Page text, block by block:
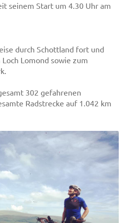
seinem Start um 4.30 Uhr am
durch Schottland fort und
Lomond sowie zum
302 gefahrenen
Radstrecke auf 1.042 km